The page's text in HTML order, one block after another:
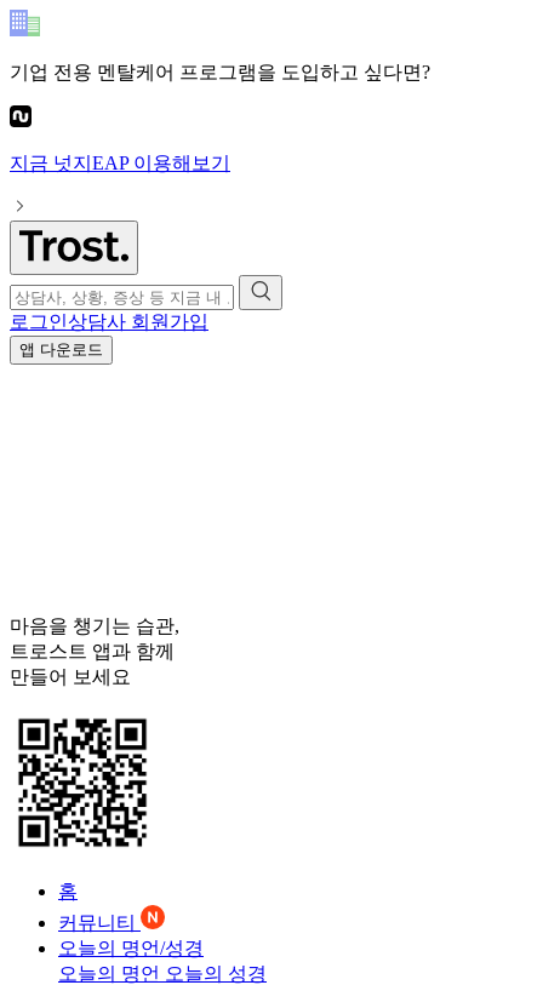
기업 전용 멘탈케어 프로그램을 도입하고 싶다면?
지금 넛지EAP이용해보기
로그인상담사 회원가입
앱 다운로드
마음을 챙기는 습관,
트로스트 앱과 함께
만들어 보세요
홈
커뮤니티
오늘의 명언/성경
오늘의 명언 오늘의 성경